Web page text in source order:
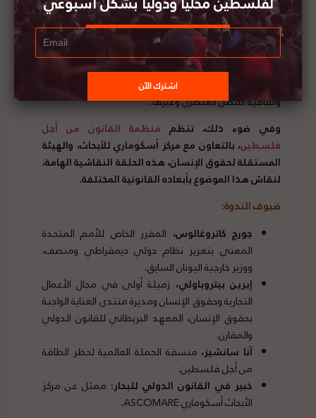
بموجب نظام ”المرور البريء“ ومسؤوليات العناية الواجبة
لدول العلَم. وهذه الالتزامات لا تحددها اتفاقية الأمم
المتحدة لقانون البحار فحسب، بل مجموعة القواعد الدولية
بأكملها التي تشمل أيضًا معاهدة الأمم المتحدة لتجارة
الأسلحة واتفاقية جنيف واتفاقية منع الإبادة الجماعية
واتفاقية الفصل العنصري وغيرها.
وفي ضوء ذلك، تنظم منظمة القانون من أجل
فلسطين، بالتعاون مع مركز أسكوماري للأبحاث، والهيئة
المستقلة لحقوق الإنسان، هذه الحلقة النقاشية الهامة،
لنقاش هذا الموضوع بأبعاده القانونية المختلفة.
ضيوف الندوة:
جورج كاتروغالوس، المقرر الخاص للأمم المتحدة
المعني بتعزيز نظام دولي ديمقراطي ومنصف،
ووزير خارجية اليونان السابق.
إيرين بيتروباولي، زميلة أولى في مجال الأعمال
التجارية وحقوق الإنسان ومديرة منتدى العناية الواجبة
بحقوق الإنسان، المعهد البريطاني للقانون الدولي
والمقارن.
آنا سانشيز، منسقة الحملة العالمية لحظر الطاقة
من أجل فلسطين.
خبير في القانون الدولي للبحار: ممثل عن مركز
الأبحاث أسكوماري ASCOMARE
.